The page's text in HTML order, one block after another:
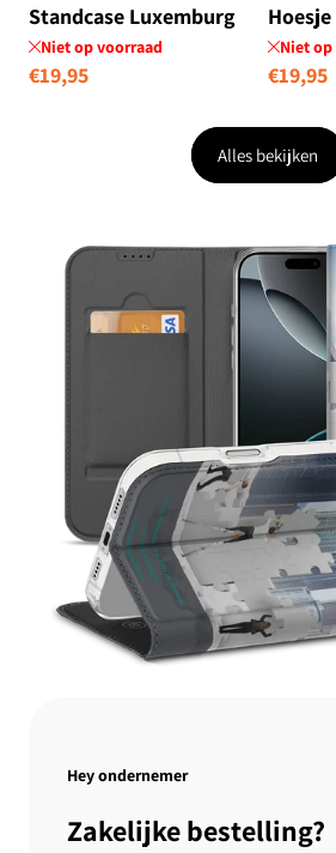
Standcase Luxemburg
Niet op voorraad
Normale
€19,95
Niet
Normale
€19,95
Alles bekijken
Hey ondernemer
Zakelijke bestelling?